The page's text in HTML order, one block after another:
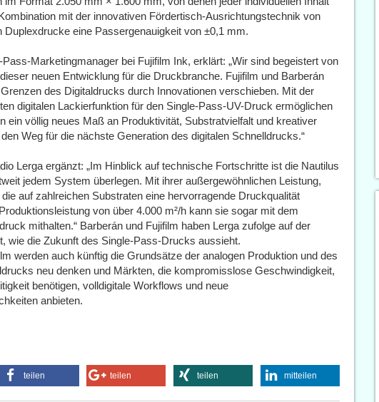
mit der innovativen Fördertisch-Ausrichtungstechnik von
Duplexdrucke eine Passergenauigkeit von ±0,1 mm.
Marketingmanager bei Fujifilm Ink, erklärt: „Wir sind begeistert von
neuen Entwicklung für die Druckbranche. Fujifilm und Barberán
des Digitaldrucks durch Innovationen verschieben. Mit der
digitalen Lackierfunktion für den Single-Pass-UV-Druck ermöglichen
ein völlig neues Maß an Produktivität, Substratvielfalt und kreativer
Weg für die nächste Generation des digitalen Schnelldrucks.“
Lerga ergänzt: „Im Hinblick auf technische Fortschritte ist die Nautilus
jedem System überlegen. Mit ihrer außergewöhnlichen Leistung,
auf zahlreichen Substraten eine hervorragende Druckqualität
von über 4.000 m²/h kann sie sogar mit dem
mithalten.“ Barberán und Fujifilm haben Lerga zufolge auf der
wie die Zukunft des Single-Pass-Drucks aussieht.
werden auch künftig die Grundsätze der analogen Produktion und des
neu denken und Märkten, die kompromisslose Geschwindigkeit,
benötigen, volldigitale Workflows und neue
anbieten.
teilen teilen teilen mitteilen